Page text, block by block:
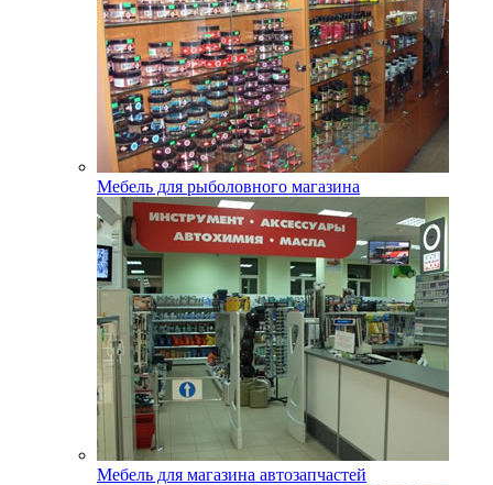
Мебель для рыболовного магазина
Мебель для магазина автозапчастей